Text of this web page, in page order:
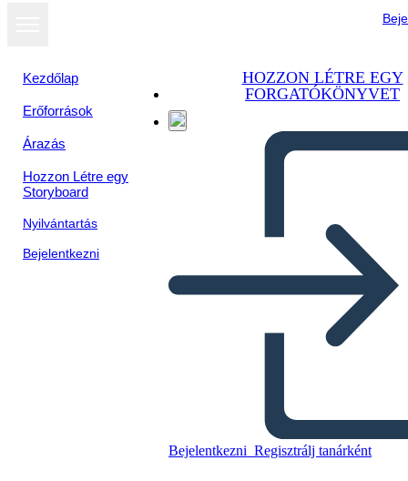
Kezdőlap
Erőforrások
Árazás
Hozzon Létre egy
Storyboard
Nyilvántartás
Bejelentkezni
HOZZON LÉTRE EGY
FORGATÓKÖNYVET
Bejelentkezni Regisztrálj tanárként
The Beatitudes
Megtekintés
diavetítésként